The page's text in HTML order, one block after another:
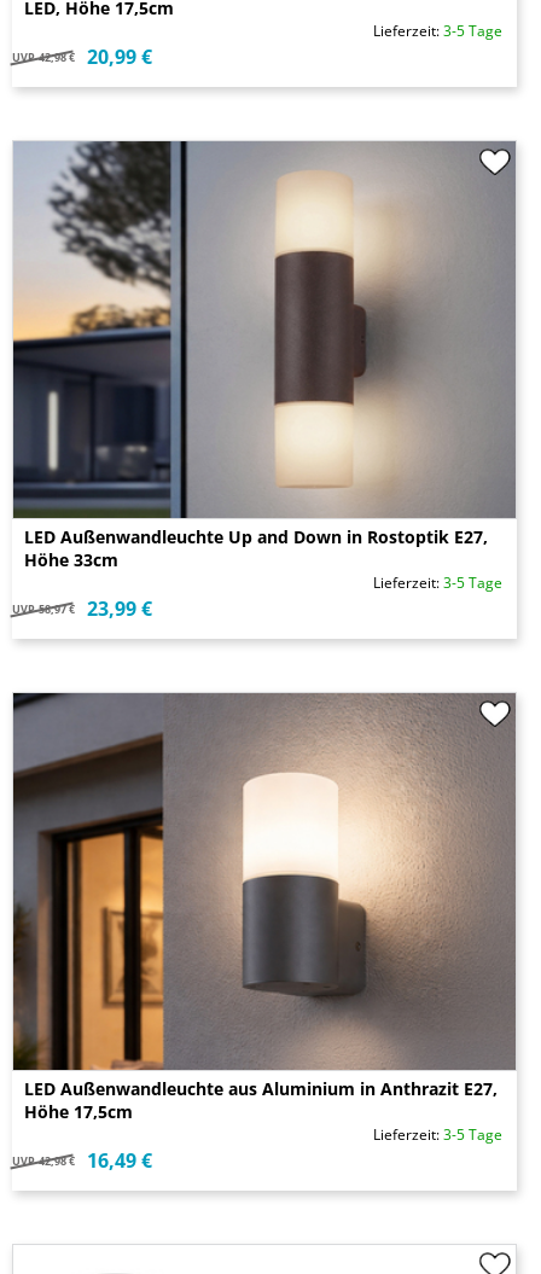
LED, Höhe 17,5cm
Lieferzeit:3-5 Tage
UVP 42,98 € 20,99 €
LED Außenwandleuchte Up and Down in Rostoptik E27,
Höhe 33cm
Lieferzeit:3-5 Tage
UVP 58,97 € 23,99 €
LED Außenwandleuchte aus Aluminium in Anthrazit E27,
Höhe 17,5cm
Lieferzeit:3-5 Tage
UVP 42,98 € 16,49 €